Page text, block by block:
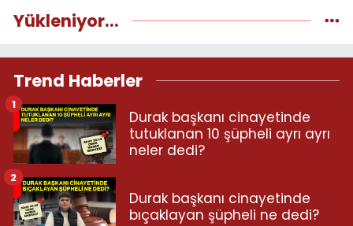
Yükleniyor...
Trend Haberler
Durak başkanı cinayetinde
tutuklanan 10 şüpheli ayrı ayrı
neler dedi?
1
Durak başkanı cinayetinde
bıçaklayan şüpheli ne dedi?
2